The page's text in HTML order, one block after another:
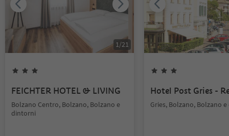
1/21
FEICHTER HOTEL & LIVING
Bolzano Centro, Bolzano, Bolzano e
dintorni
Hotel Post Gries -
Gries, Bolzano, Bolzano